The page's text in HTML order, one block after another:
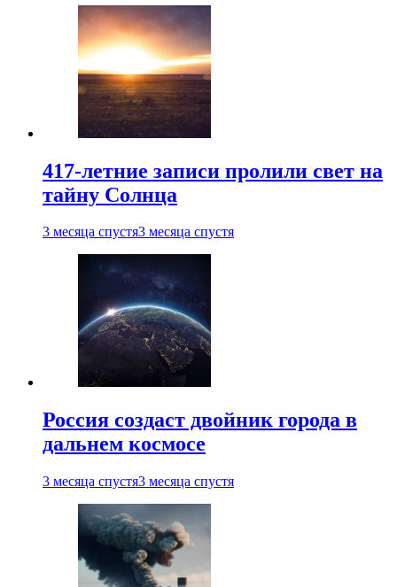
417-летние записи пролили свет на
тайну Солнца
3 месяца спустя3 месяца спустя
Россия создаст двойник города в
дальнем космосе
3 месяца спустя3 месяца спустя